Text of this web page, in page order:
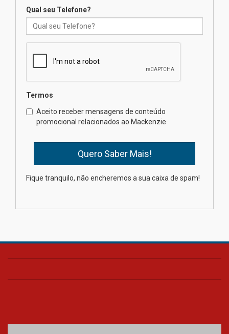
calouros do segundo semestre
04.08.2026
Brasília prepara seus
estudantes para o PAS antes
mesmo do Ensino Médio
na educação dos filhos além da
Qual seu Telefone?
Termos
Aceito receber mensagens de conteúdo
promocional relacionados ao Mackenzie
Fique tranquilo, não encheremos a sua caixa de spam!